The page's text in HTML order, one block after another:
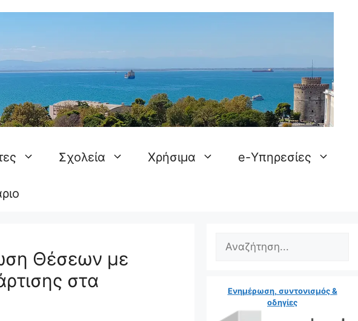
Σχολεία Χρήσιμα e-Υπηρεσίες
Θέσεων με
στα
Ενημέρωση, συντονισμός &
οδηγίες